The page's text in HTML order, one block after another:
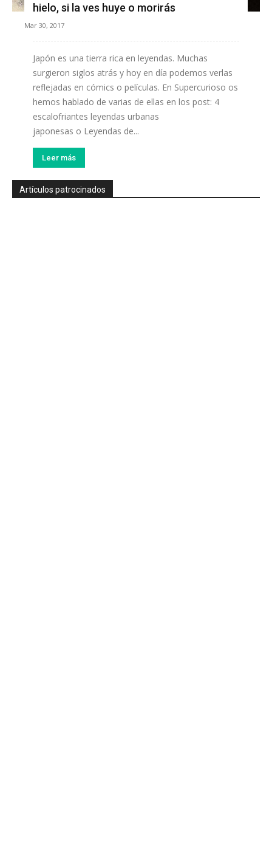
hielo, si la ves huye o morirás
Mar 30, 2017
Japón es una tierra rica en leyendas. Muchas
surgieron siglos atrás y hoy en día podemos verlas
reflejadas en cómics o películas. En Supercurioso os
hemos hablado de varias de ellas en los post: 4
escalofriantes leyendas urbanas
japonesas o Leyendas de...
Leer más
Artículos patrocinados